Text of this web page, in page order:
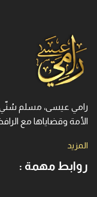
رامي عيسى، مسلم
الأمة وقضاياها مع
المزيد
روابط مهمة :